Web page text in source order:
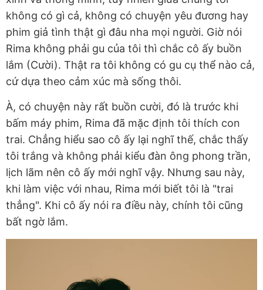
không có gì cả, không có chuyện yêu đương hay
phim giả tình thật gì đâu nha mọi người. Giờ nói
Rima không phải gu của tôi thì chắc cô ấy buồn
lắm (Cười). Thật ra tôi không có gu cụ thể nào cả,
cứ dựa theo cảm xúc mà sống thôi.
À, có chuyện này rất buồn cười, đó là trước khi
bấm máy phim, Rima đã mặc định tôi thích con
trai. Chẳng hiểu sao cô ấy lại nghĩ thế, chắc thấy
tôi trắng và không phải kiểu đàn ông phong trần,
lịch lãm nên cô ấy mới nghĩ vậy. Nhưng sau này,
khi làm việc với nhau, Rima mới biết tôi là "trai
thẳng". Khi cô ấy nói ra điều này, chính tôi cũng
bất ngờ lắm.